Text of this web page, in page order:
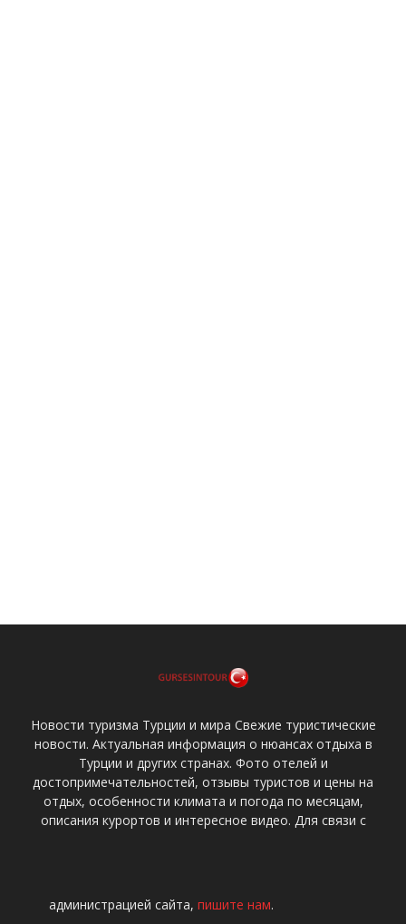
Новости туризма Турции и мира Свежие туристические
новости. Актуальная информация о нюансах отдыха в
Турции и других странах. Фото отелей и
достопримечательностей, отзывы туристов и цены на
отдых, особенности климата и погода по месяцам,
описания курортов и интересное видео. Для связи с
администрацией сайта, пишите нам.